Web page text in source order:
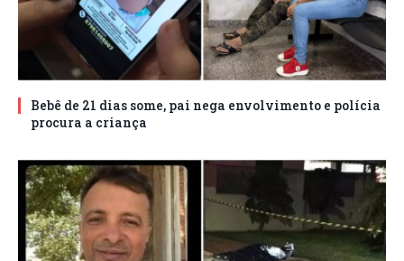
Bebê de 21 dias some, pai nega envolvimento e polícia
procura a criança